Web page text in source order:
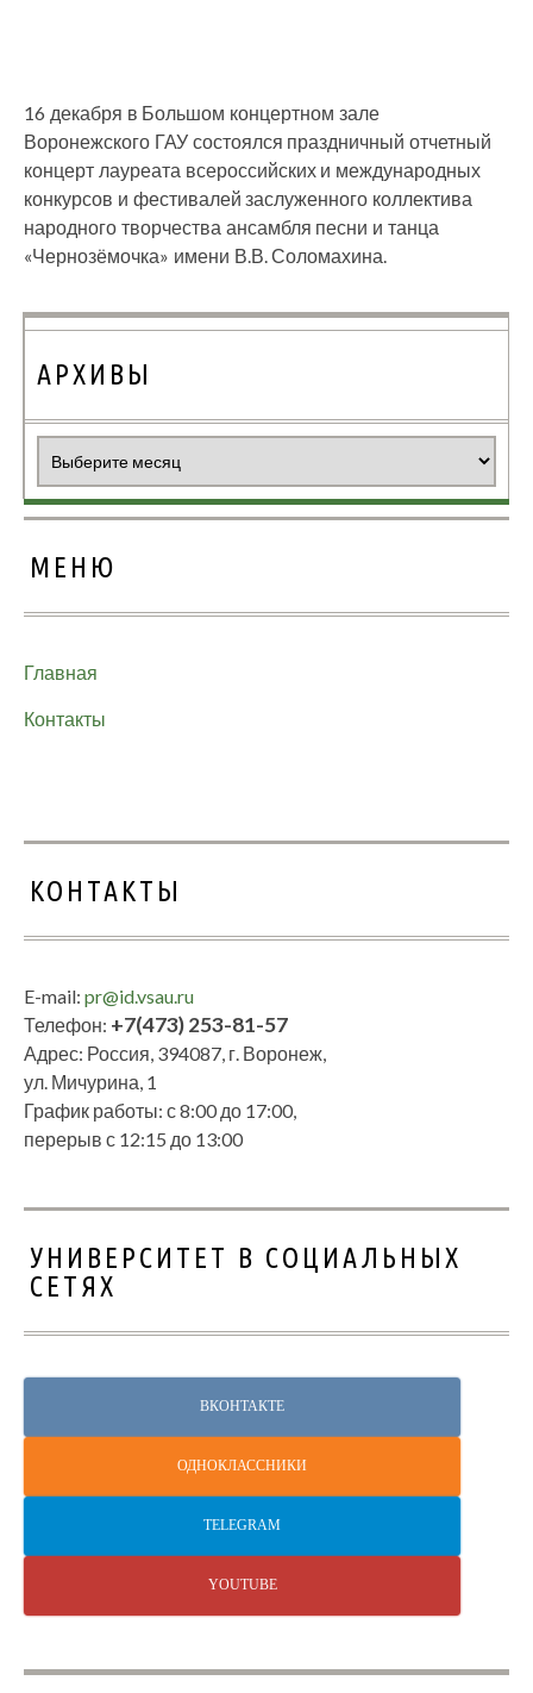
16 декабря в Большом концертном зале
Воронежского ГАУ состоялся праздничный отчетный
концерт лауреата всероссийских и международных
конкурсов и фестивалей заслуженного коллектива
народного творчества ансамбля песни и танца
«Чернозёмочка» имени В.В. Соломахина.
АРХИВЫ
МЕНЮ
Главная
Контакты
КОНТАКТЫ
E-mail: pr@id.vsau.ru
Телефон: +7(473) 253-81-57
Адрес: Россия, 394087, г. Воронеж,
ул. Мичурина, 1
График работы: с 8:00 до 17:00,
перерыв с 12:15 до 13:00
УНИВЕРСИТЕТ В СОЦИАЛЬНЫХ
СЕТЯХ
ВКОНТАКТЕ
ОДНОКЛАССНИКИ
TELEGRAM
YOUTUBE